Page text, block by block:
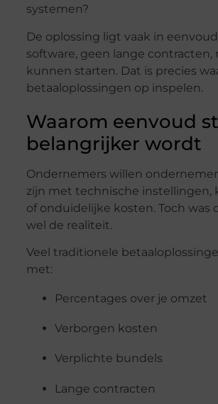
systemen?
De oplossing ligt vaak in
software, geen lange contracten,
kunnen starten. Dat is precies
betaaloplossingen op inspelen.
Waarom eenvoud
belangrijker wordt
Ondernemers willen
zijn met technische instellingen,
of onduidelijke kosten. Toch was
wel de realiteit.
Veel traditionele
met:
Percentages over je omzet
Verborgen kosten
Verplichte bundels
Lange contracten